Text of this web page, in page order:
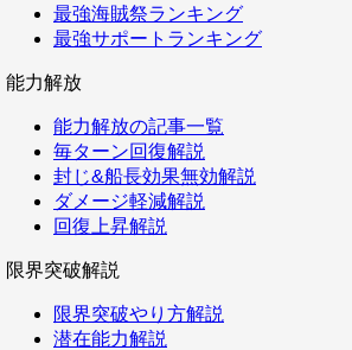
最強海賊祭ランキング
最強サポートランキング
能力解放
能力解放の記事一覧
毎ターン回復解説
封じ&船長効果無効解説
ダメージ軽減解説
回復上昇解説
限界突破解説
限界突破やり方解説
潜在能力解説